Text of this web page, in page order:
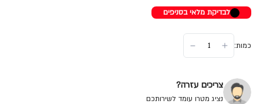
לבדיקת מלאי בסניפים
כמות:
צריכים עזרה?
נציג מטרו עומד לשירותכם